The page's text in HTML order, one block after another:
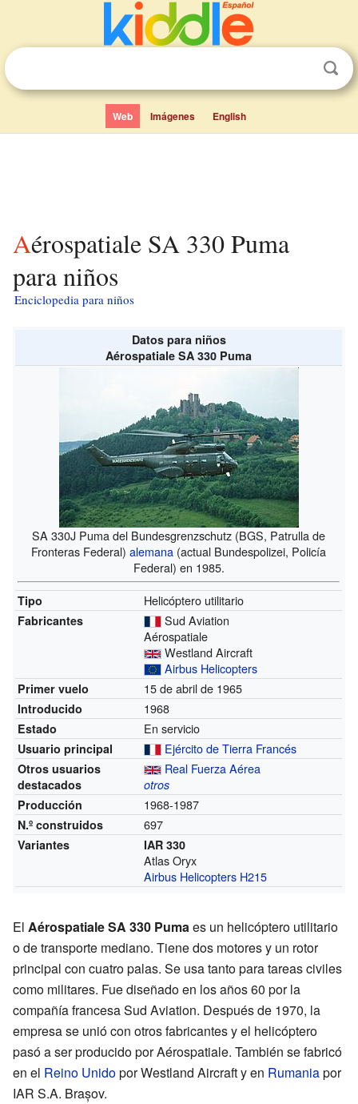
Web Imágenes English
Aérospatiale SA 330 Puma
para niños
Enciclopedia para niños
Datos para niños
Aérospatiale SA 330 Puma
SA 330J Puma del Bundesgrenzschutz (BGS, Patrulla de
Fronteras Federal)alemana (actual Bundespolizei, Policía
Federal) en 1985.
Tipo Helicóptero utilitario
Fabricantes
Sud Aviation
Aérospatiale
Westland Aircraft
Airbus Helicopters
Primer vuelo 15 de abril de 1965
Introducido 1968
Estado En servicio
Usuario principal Ejército de Tierra Francés
Otros usuarios
destacados
Real Fuerza Aérea
otros
Producción
1968-1987
N.º construidos 697
Variantes IAR 330
Atlas Oryx
Airbus Helicopters H215
El Aérospatiale SA 330 Pumaes un helicóptero utilitario
o de transporte mediano. Tiene dos motores y un rotor
principal con cuatro palas. Se usa tanto para tareas civiles
como militares. Fue diseñado en los años 60 por la
compañía francesa Sud Aviation. Después de 1970, la
empresa se unió con otros fabricantes y el helicóptero
pasó a ser producido por Aérospatiale. También se fabricó
en el Reino Unidopor Westland Aircraft y en Rumaniapor
IAR S.A. Brașov.